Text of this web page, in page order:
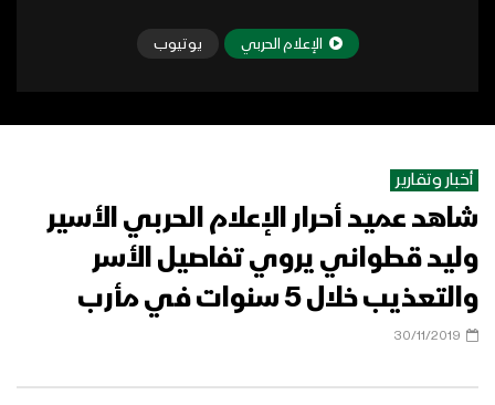
الإعلام الحربي يوتيوب
أخبار وتقارير
شاهد عميد أحرار الإعلام الحربي الأسير
وليد قطواني يروي تفاصيل الأسر
والتعذيب خلال 5 سنوات في مأرب
30/11/2019